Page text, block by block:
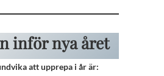
inför nya året
att upprepa i år är: